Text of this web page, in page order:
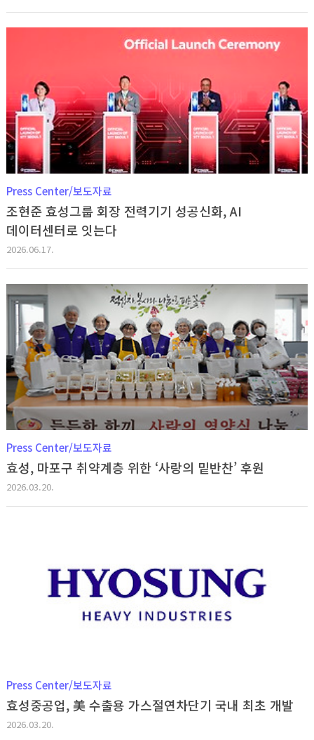
Press Center/보도자료
조현준 효성그룹 회장 전력기기 성공신화, AI
데이터센터로 잇는다
2026.06.17.
Press Center/보도자료
효성, 마포구 취약계층 위한 ‘사랑의 밑반찬’ 후원
2026.03.20.
Press Center/보도자료
효성중공업, 美 수출용 가스절연차단기 국내 최초 개발
2026.03.20.